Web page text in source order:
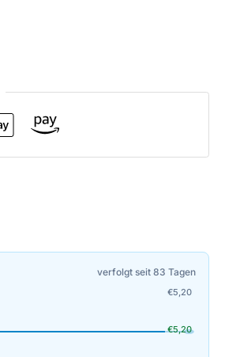
verfolgt seit 83 Tagen
€5,20
€5,20